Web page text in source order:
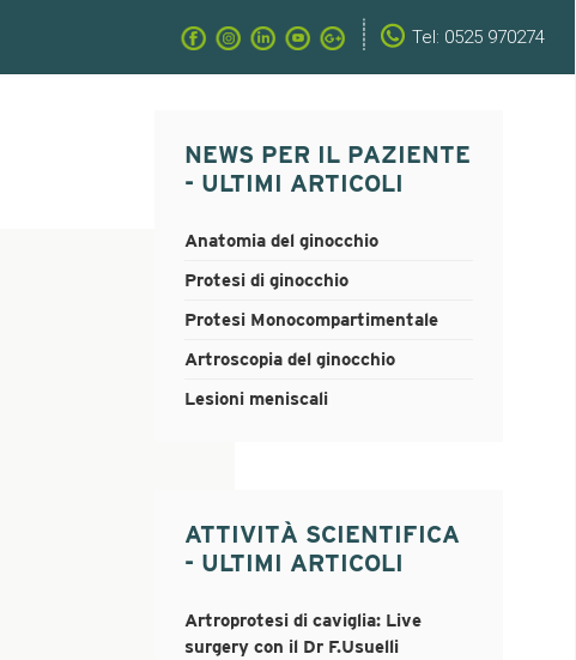
Tel: 0525 970274
NEWS PER IL PAZIENTE
- ULTIMI ARTICOLI
Anatomia del ginocchio
Protesi di ginocchio
Protesi Monocompartimentale
Artroscopia del ginocchio
Lesioni meniscali
ATTIVITÀ SCIENTIFICA
- ULTIMI ARTICOLI
Artroprotesi di caviglia: Live
surgery con il Dr F.Usuelli